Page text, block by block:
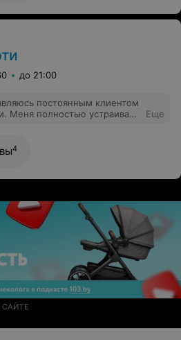
до 21:00
постоянным клиентом
Меня полностью устраивают
Еще
4